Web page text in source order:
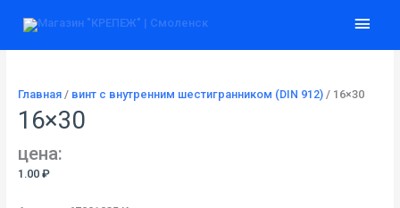
Главная/ винт с внутренним шестигранником (DIN 912)/ 16×30
16×30
цена:
1.00 ₽
товара